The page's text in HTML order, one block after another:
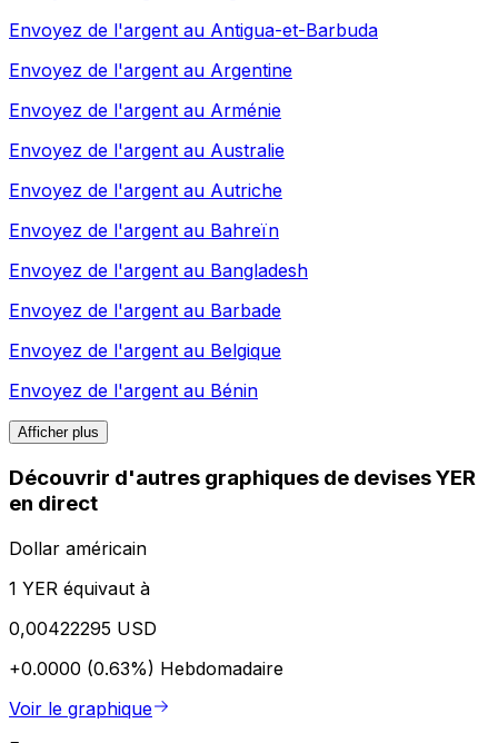
Envoyez de l'argent au Antigua-et-Barbuda
Envoyez de l'argent au Argentine
Envoyez de l'argent au Arménie
Envoyez de l'argent au Australie
Envoyez de l'argent au Autriche
Envoyez de l'argent au Bahreïn
Envoyez de l'argent au Bangladesh
Envoyez de l'argent au Barbade
Envoyez de l'argent au Belgique
Envoyez de l'argent au Bénin
Afficher plus
Découvrir d'autres graphiques de devises YER
en direct
Dollar américain
1 YER équivaut à
0,00422295 USD
+0.0000 (0.63%) Hebdomadaire
Voir le graphique